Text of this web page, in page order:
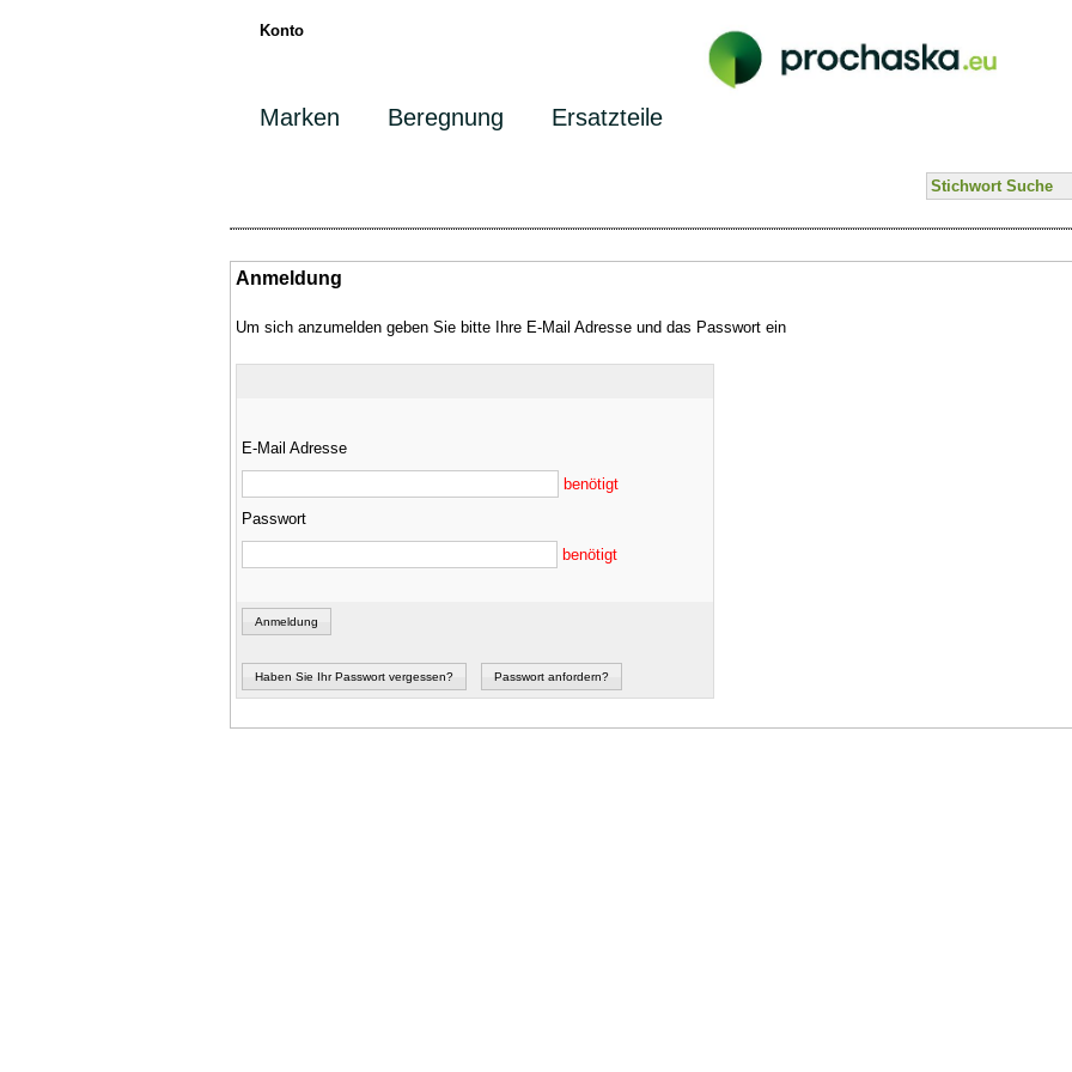
Konto
Marken Beregnung Ersatzteile
Anmeldung
Um sich anzumelden geben Sie bitte Ihre E-Mail Adresse und das Passwort ein
E-Mail Adresse
benötigt
Passwort
benötigt
Anmeldung
Haben Sie Ihr Passwort vergessen? Passwort anfordern?